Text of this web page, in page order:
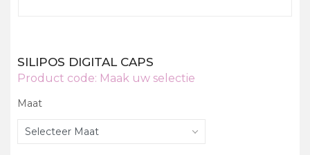
SILIPOS DIGITAL CAPS
Product code: Maak uw selectie
Maat
Selecteer Maat